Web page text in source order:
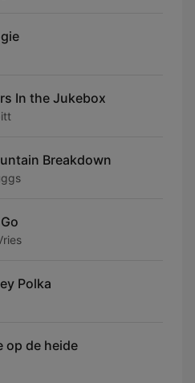
In the Jukebox
Breakdown
Polka
op de heide